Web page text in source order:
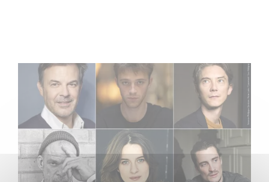
Gaumont boards François Ozon’s feature adaptation of
Albert Camus’ ‘The Stranger’ starring Benjamin Voisin,
Rebecca Marder and Swann Arlaud